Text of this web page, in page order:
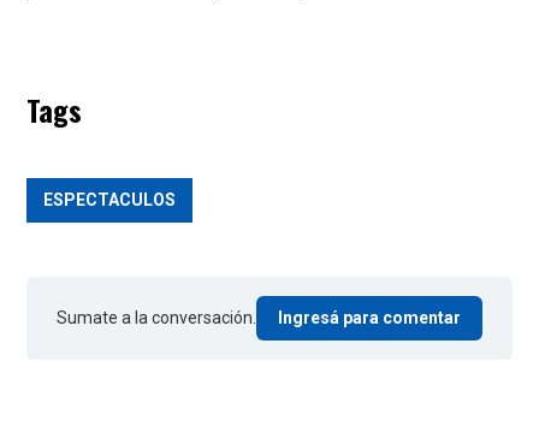
Tags
ESPECTACULOS
Sumate a la conversación. Ingresá para comentar